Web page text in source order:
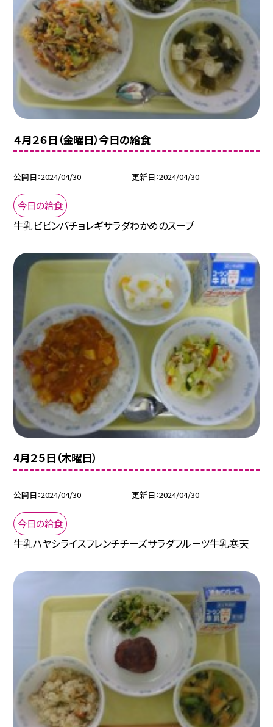
４月２６日（金曜日）今日の給食
公開日 2024/04/30 更新日 2024/04/30
今日の給食
牛乳ビビンバチョレギサラダわかめのスープ
4月２５日（木曜日）
公開日 2024/04/30 更新日 2024/04/30
今日の給食
牛乳ハヤシライスフレンチチーズサラダフルーツ牛乳寒天